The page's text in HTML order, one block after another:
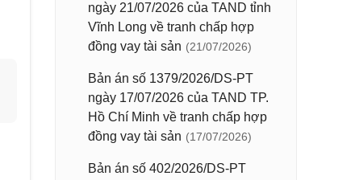
ngày 21/07/2026 của TAND tỉnh
Vĩnh Long về tranh chấp hợp
đồng vay tài sản (21/07/2026)
Bản án số 1379/2026/DS-PT
ngày 17/07/2026 của TAND TP.
Hồ Chí Minh về tranh chấp hợp
đồng vay tài sản (17/07/2026)
Bản án số 402/2026/DS-PT